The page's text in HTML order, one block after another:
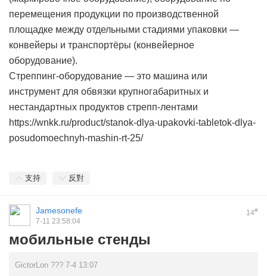
перемещения продукции по производственной
площадке между отдельными стадиями упаковки —
конвейеры и транспортёры (конвейерное
оборудование).
Стреппинг-оборудование — это машина или
инструмент для обвязки крупногабаритных и
нестандартных продуктов стрепп-лентами
https://wnkk.ru/product/stanok-dlya-upakovki-tabletok-dlya-
posudomoechnyh-mashin-rt-25/
支持 反對
14#
Jamesonefe
7-11 23:58:04
мобильные стенды
GictorLon ??? 7-4 13:07